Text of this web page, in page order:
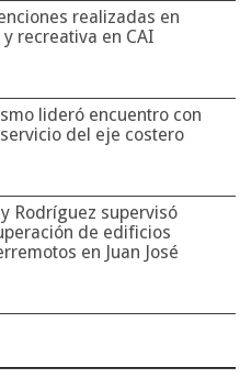
realizadas en
recreativa en CAI
lideró encuentro con
del eje costero
Rodríguez supervisó
de edificios
en Juan José